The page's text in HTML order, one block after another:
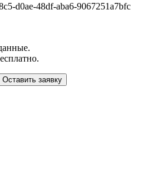
d0ae-48df-aba6-9067251a7bfc
Оставить заявку